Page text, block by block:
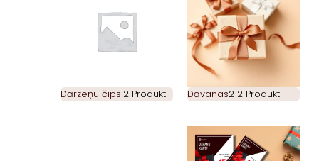
Dārzeņu čipsi2 Produkti Dāvanas212 Produkti